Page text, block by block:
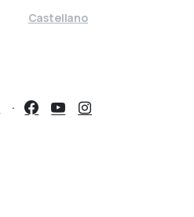
Castellano
·